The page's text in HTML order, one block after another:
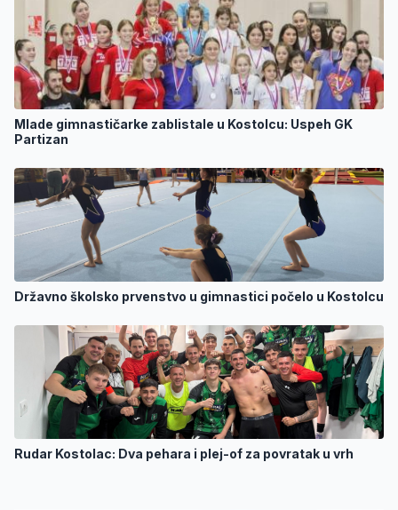
Mlade gimnastičarke zablistale u Kostolcu: Uspeh GK
Partizan
Državno školsko prvenstvo u gimnastici počelo u Kostolcu
Rudar Kostolac: Dva pehara i plej-of za povratak u vrh